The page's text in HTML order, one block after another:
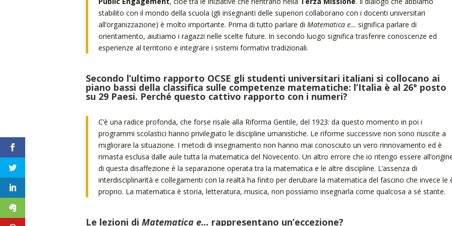
stabilito con il mondo della scuola (gli insegnanti delle superiori collaborano con i docenti universitari
all’organizzazione) è molto importante. Prima di tutto parlare di Matematica e… significa parlare di
orientamento, aiutiamo i ragazzi nelle scelte future. In secondo luogo significa trasferire conoscenze ed
esperienze al territorio e integrare i sistemi formativi tradizionali.
Secondo l’ultimo rapporto OCSE gli studenti universitari italiani si collocano ai
piano bassi della classifica sulle competenze matematiche: l’Italia è al 26° posto
su 29 Paesi. Perché questo cattivo rapporto con i numeri?
C’è una radice profonda, che forse risale alla Riforma Gentile, del 1923: da questo momento in poi i
programmi scolastici hanno privilegiato le discipline umanistiche. Le riforme successive non sono riuscite a
migliorare la situazione. I metodi di insegnamento non hanno mai conosciuto un vero rinnovamento ed è
rimasta esclusa dalle aule tutta la matematica del Novecento. Un altro errore che io ritengo essere
di questa disaffezione è la separazione operata tra la matematica e le altre discipline. L’assenza di
interdisciplinarità e collegamenti con la realtà ha finito per derubare la matematica del fascino che invece le
proprio. La matematica è storia, letteratura, musica, non possiamo insegnarla come qualcosa a sé stante.
Le lezioni di Matematica e… rappresentano un’eccezione?